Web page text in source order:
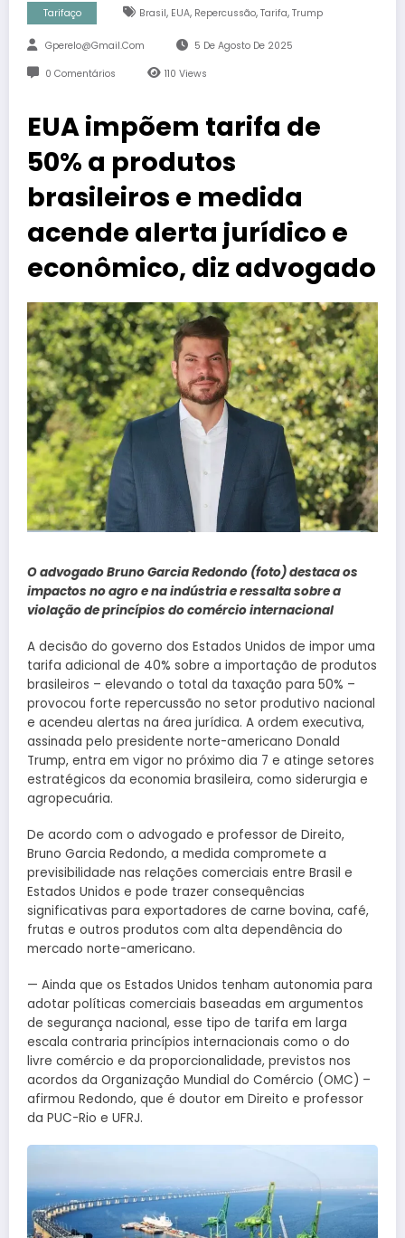
Tarifaço Brasil, EUA, Repercussão, Tarifa, Trump
Gperelo@gmail.com 5 De Agosto De 2025
0 Comentários 110 Views
EUA impõem tarifa de
50% a produtos
brasileiros e medida
acende alerta jurídico e
econômico, diz advogado
O advogado Bruno Garcia Redondo (foto) destaca os
impactos no agro e na indústria e ressalta sobre a
violação de princípios do comércio internacional
A decisão do governo dos Estados Unidos de impor uma
tarifa adicional de 40% sobre a importação de produtos
brasileiros – elevando o total da taxação para 50% –
provocou forte repercussão no setor produtivo nacional
e acendeu alertas na área jurídica. A ordem executiva,
assinada pelo presidente norte-americano Donald
Trump, entra em vigor no próximo dia 7 e atinge setores
estratégicos da economia brasileira, como siderurgia e
agropecuária.
De acordo com o advogado e professor de Direito,
Bruno Garcia Redondo, a medida compromete a
previsibilidade nas relações comerciais entre Brasil e
Estados Unidos e pode trazer consequências
significativas para exportadores de carne bovina, café,
frutas e outros produtos com alta dependência do
mercado norte-americano.
— Ainda que os Estados Unidos tenham autonomia para
adotar políticas comerciais baseadas em argumentos
de segurança nacional, esse tipo de tarifa em larga
escala contraria princípios internacionais como o do
livre comércio e da proporcionalidade, previstos nos
acordos da Organização Mundial do Comércio (OMC) –
afirmou Redondo, que é doutor em Direito e professor
da PUC-Rio e UFRJ.